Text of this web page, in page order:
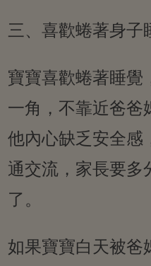
三、喜歡蜷著身子
寶寶喜歡蜷著睡覺
一角，不靠近爸爸
他內心缺乏安全感
通交流，家長要多
了。
如果寶寶白天被爸